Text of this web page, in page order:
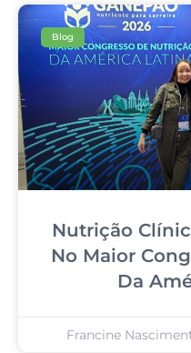
Blog
Nutrição
No Maior
Da
Francine